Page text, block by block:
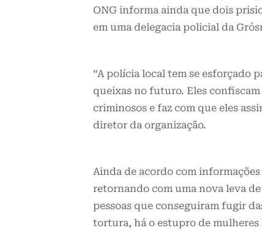
ONG informa ainda que dois
em uma delegacia policial da
“A polícia local tem se esforçado
queixas no futuro. Eles
criminosos e faz com que eles
diretor da organização.
Ainda de acordo com informações
retornando com uma nova leva
pessoas que conseguiram fugir
tortura, há o estupro de mulheres